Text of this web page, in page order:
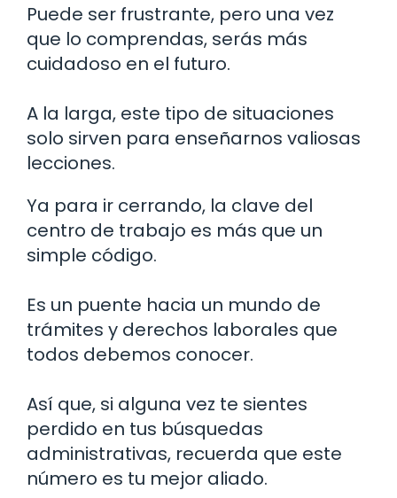
Puede ser frustrante, pero una vez
que lo comprendas, serás más
cuidadoso en el futuro.
A la larga, este tipo de situaciones
solo sirven para enseñarnos valiosas
lecciones.
Ya para ir cerrando, la clave del
centro de trabajo es más que un
simple código.
Es un puente hacia un mundo de
trámites y derechos laborales que
todos debemos conocer.
Así que, si alguna vez te sientes
perdido en tus búsquedas
administrativas, recuerda que este
número es tu mejor aliado.